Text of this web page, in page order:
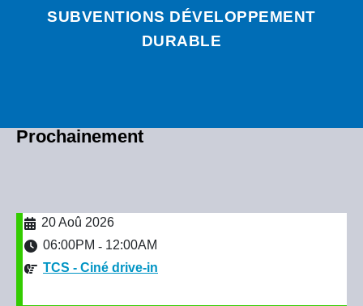
SUBVENTIONS DÉVELOPPEMENT
DURABLE
Prochainement
20 Aoû 2026
06:00PM - 12:00AM
TCS - Ciné drive-in